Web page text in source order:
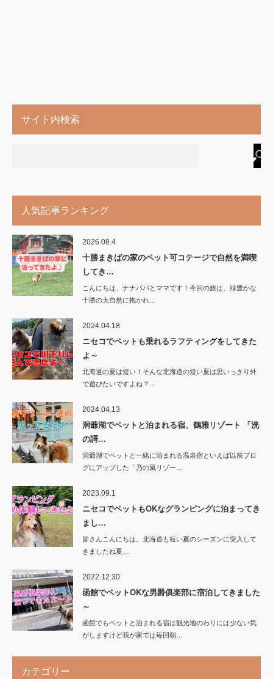
サイト内検索
人気記事ランキング
2026.08.4
十勝まきばの家のペット可コテージで自然を満喫
してき…
こんにちは、ナナパパとママです！今回の旅は、緑豊かな
十勝の大自然に抱かれ…
2024.04.18
ニセコでペットも乗れるラフティングをしてきた
よ～
北海道の夏は短い！そんな北海道の短い夏は思いっきり外
で遊びたいですよね？…
2024.04.13
洞爺湖でペットと泊まれる宿、鶴雅リゾート 「洸
の謌…
洞爺湖でペットと一緒に泊まれる温泉宿といえば以前ブロ
グにアップした「乃の風リゾー…
2023.09.1
ニセコでペットもOKなグランピングに泊まってき
まし…
皆さんこんにちは。北海道も短い夏のシーズンに突入して
きましたね夏…
2022.12.30
函館でペットOKな男爵俱楽部に宿泊してきました
～
函館でもペットと泊まれる宿は観光地のわりには少ない気
がしますけど我が家では毎回朝…
カテゴリー